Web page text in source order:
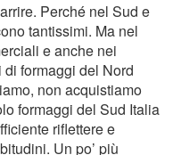
Perché nel Sud e
tantissimi. Ma nel
e anche nei
formaggi del Nord
non acquistiamo
formaggi del Sud Italia
riflettere e
Un po’ più